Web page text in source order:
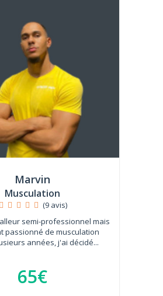
Marvin
Musculation
(9 avis)
semi-professionnel mais
passionné de musculation
années, j'ai décidé...
65€